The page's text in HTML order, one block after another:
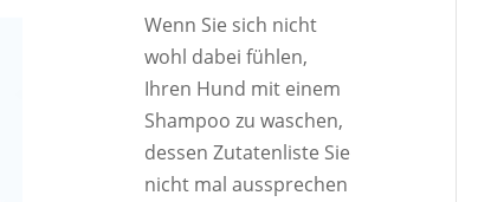
Wenn Sie sich nicht
wohl dabei fühlen,
Ihren Hund mit einem
Shampoo zu waschen,
dessen Zutatenliste Sie
nicht mal aussprechen